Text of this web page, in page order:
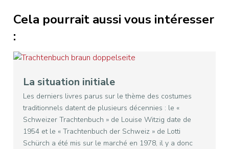
Cela pourrait aussi vous intéresser
:
La situation initiale
Les derniers livres parus sur le thème des costumes
traditionnels datent de plusieurs décennies : le «
Schweizer Trachtenbuch » de Louise Witzig date de
1954 et le « Trachtenbuch der Schweiz » de Lotti
Schürch a été mis sur le marché en 1978, il y a donc